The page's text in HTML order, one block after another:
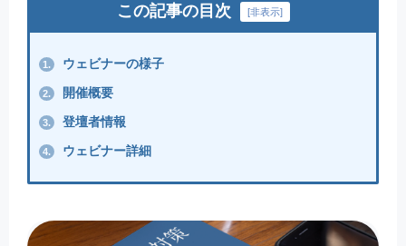
この記事の目次 [非表示]
1. ウェビナーの様子
2. 開催概要
3. 登壇者情報
4. ウェビナー詳細